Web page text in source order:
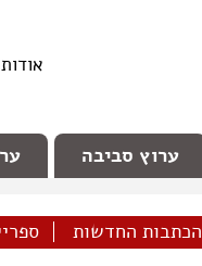
אודות
ערוץ סביבה
הכתבות החדשות